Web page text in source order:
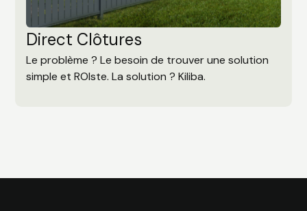
Direct Clôtures
Le problème ? Le besoin de trouver une solution
simple et ROIste. La solution ? Kiliba.